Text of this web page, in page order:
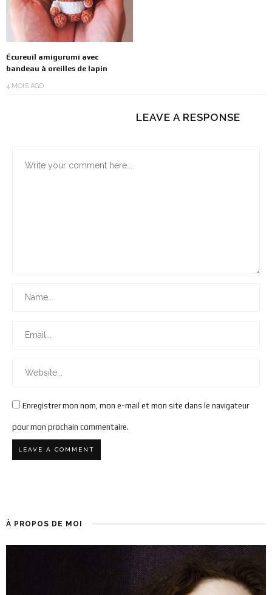
Écureuil amigurumi avec
bandeau à oreilles de lapin
4 MOIS AGO
LEAVE A RESPONSE
Enregistrer mon nom, mon e-mail et mon site dans le navigateur
pour mon prochain commentaire.
À PROPOS DE MOI